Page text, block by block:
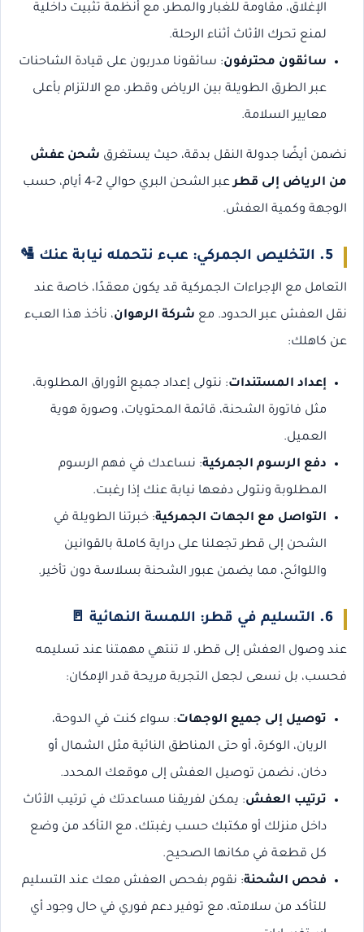
الإغلاق، مقاومة للغبار والمطر، مع أنظمة تثبيت داخلية
لمنع تحرك الأثاث أثناء الرحلة.
سائقون محترفون: سائقونا مدربون على قيادة الشاحنات
عبر الطرق الطويلة بين الرياض وقطر، مع الالتزام بأعلى
معايير السلامة.
نضمن أيضًا جدولة النقل بدقة، حيث يستغرق شحن عفش
من الرياض إلى قطر
عبر الشحن البري حوالي 2-4 أيام، حسب
الوجهة وكمية العفش.
5. التخليص الجمركي: عبء نتحمله نيابة عنك 🛂
التعامل مع الإجراءات الجمركية قد يكون معقدًا، خاصة عند
نقل العفش عبر الحدود. مع شركة الرهوان، نأخذ هذا العبء
عن كاهلك:
إعداد المستندات: نتولى إعداد جميع الأوراق المطلوبة،
مثل فاتورة الشحنة، قائمة المحتويات، وصورة هوية
العميل.
دفع الرسوم الجمركية: نساعدك في فهم الرسوم
المطلوبة ونتولى دفعها نيابة عنك إذا رغبت.
التواصل مع الجهات الجمركية: خبرتنا الطويلة في
الشحن إلى قطر تجعلنا على دراية كاملة بالقوانين
واللوائح، مما يضمن عبور الشحنة بسلاسة دون تأخير.
6. التسليم في قطر: اللمسة النهائية 🚪
عند وصول العفش إلى قطر، لا تنتهي مهمتنا عند تسليمه
فحسب، بل نسعى لجعل التجربة مريحة قدر الإمكان:
توصيل إلى جميع الوجهات: سواء كنت في الدوحة،
الريان، الوكرة، أو حتى المناطق النائية مثل الشمال أو
دخان، نضمن توصيل العفش إلى موقعك المحدد.
ترتيب العفش: يمكن لفريقنا مساعدتك في ترتيب الأثاث
داخل منزلك أو مكتبك حسب رغبتك، مع التأكد من وضع
كل قطعة في مكانها الصحيح.
فحص الشحنة: نقوم بفحص العفش معك عند التسليم
للتأكد من سلامته، مع توفير دعم فوري في حال وجود أي